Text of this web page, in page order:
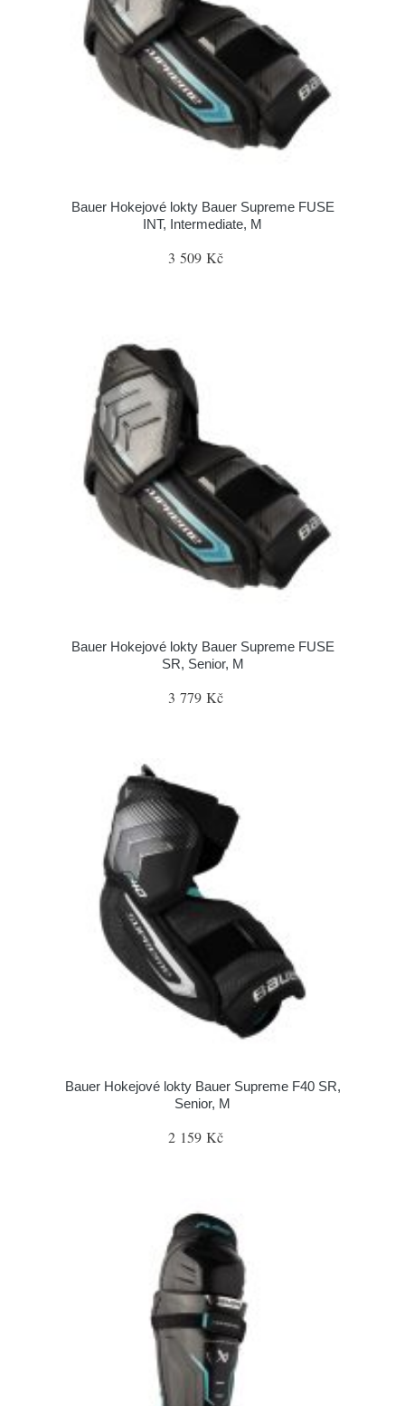
Bauer Hokejové lokty Bauer Supreme FUSE
INT, Intermediate, M
3 509 Kč
Bauer Hokejové lokty Bauer Supreme FUSE
SR, Senior, M
3 779 Kč
Bauer Hokejové lokty Bauer Supreme F40 SR,
Senior, M
2 159 Kč